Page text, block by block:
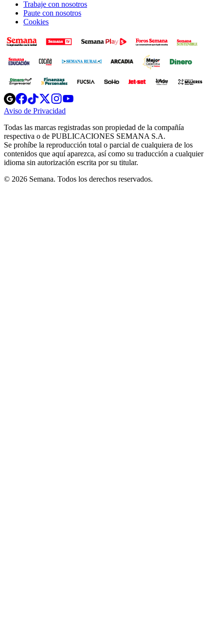
Trabaje con nosotros
Paute con nosotros
Cookies
Opens
in
new
Opens
in
new
Opens
in
new
window
Opens
new
windowwindow
Aviso de Privacidad
new
window
Todas las marcas registradas son propiedad de la compañía
respectiva o de PUBLICACIONES SEMANA S.A.
Se prohíbe la reproducción total o parcial de cualquiera de los
contenidos que aquí aparezca, así como su traducción a cualquier
idioma sin autorización escrita por su titular.
© 2026 Semana. Todos los derechos reservados.